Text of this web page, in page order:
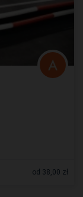
od 38,00 zł